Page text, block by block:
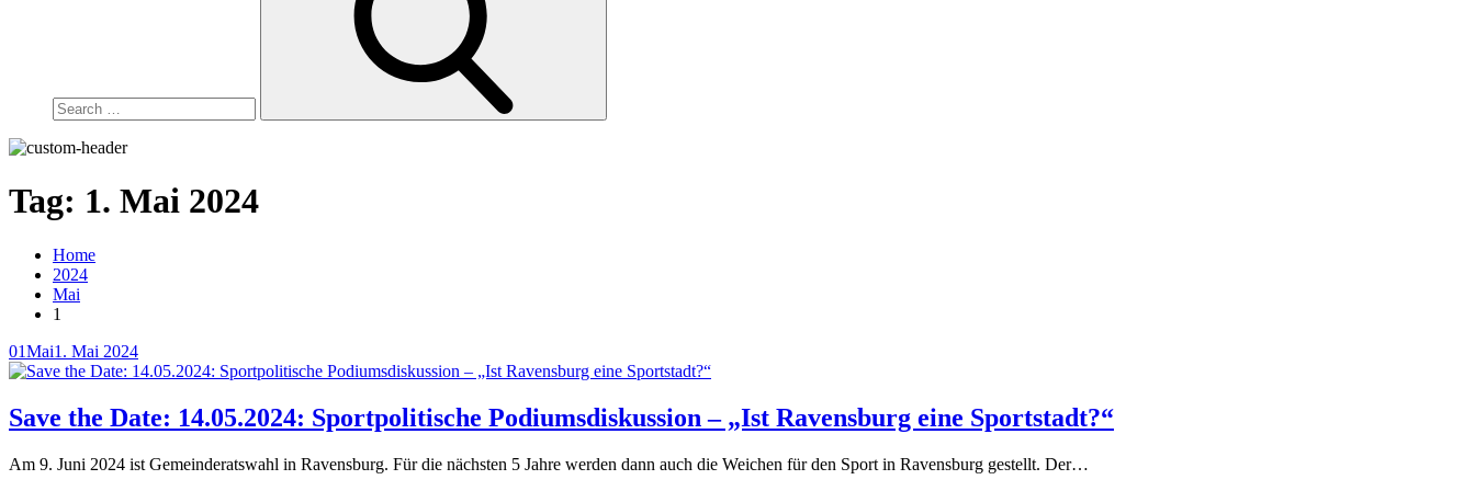
Tag: 1. Mai 2024
Home
2024
Mai
1
Posted
on
01Mai1. Mai 2024
Save the Date: 14.05.2024: Sportpolitische Podiumsdiskussion – „Ist Ravensburg eine Sportstadt?“
Am 9. Juni 2024 ist Gemeinderatswahl in Ravensburg. Für die nächsten 5 Jahre werden dann auch die Weichen für den Sport in Ravensburg gestellt. Der…